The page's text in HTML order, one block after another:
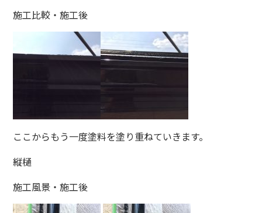
施工比較・施工後
ここからもう一度塗料を塗り重ねていきます。
縦樋
施工風景・施工後